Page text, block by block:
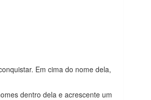
Em cima do nome dela,
dentro dela e acrescente um